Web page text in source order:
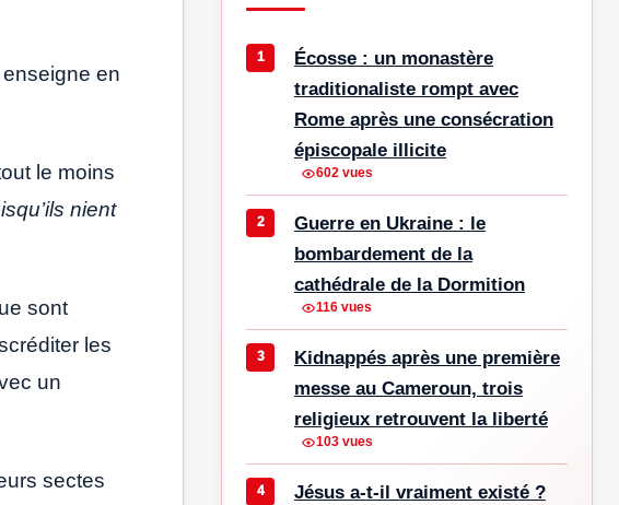
enseigne en
le moins
nient
sont
les
un
sectes
Écosse : un monastère
traditionaliste rompt avec
Rome après une consécration
épiscopale illicite
602 vues
Guerre en Ukraine : le
bombardement de la
cathédrale de la Dormition
116 vues
Kidnappés après une première
messe au Cameroun, trois
religieux retrouvent la liberté
103 vues
Jésus a-t-il vraiment existé ?